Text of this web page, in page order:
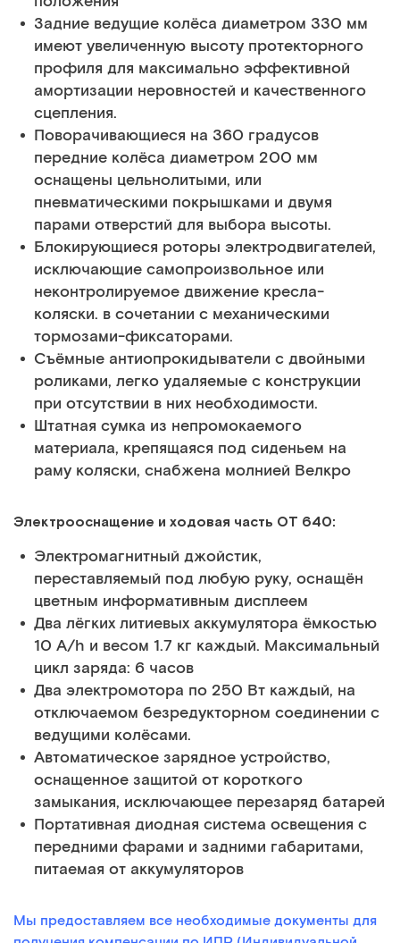
Задние ведущие колёса диаметром 330 мм
имеют увеличенную высоту протекторного
профиля для максимально эффективной
амортизации неровностей и качественного
сцепления.
Поворачивающиеся на 360 градусов
передние колёса диаметром 200 мм
оснащены цельнолитыми, или
пневматическими покрышками и двумя
парами отверстий для выбора высоты.
Блокирующиеся роторы электродвигателей,
исключающие самопроизвольное или
неконтролируемое движение кресла-
коляски. в сочетании с механическими
тормозами-фиксаторами.
Съёмные антиопрокидыватели с двойными
роликами, легко удаляемые с конструкции
при отсутствии в них необходимости.
Штатная сумка из непромокаемого
материала, крепящаяся под сиденьем на
раму коляски, снабжена молнией Велкро
Электрооснащение и ходовая часть ОТ 640:
Электромагнитный джойстик,
переставляемый под любую руку, оснащён
цветным информативным дисплеем
Два лёгких литиевых аккумулятора ёмкостью
10 A/h и весом 1.7 кг каждый. Максимальный
цикл заряда: 6 часов
Два электромотора по 250 Вт каждый, на
отключаемом безредукторном соединении с
ведущими колёсами.
Автоматическое зарядное устройство,
оснащенное защитой от короткого
замыкания, исключающее перезаряд батарей
Портативная диодная система освещения с
передними фарами и задними габаритами,
питаемая от аккумуляторов
Мы предоставляем все необходимые документы для